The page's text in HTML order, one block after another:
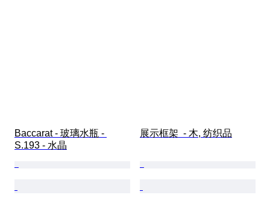
Baccarat - 玻璃水瓶 -
S.193 - 水晶
展示框架  - 木, 纺织品